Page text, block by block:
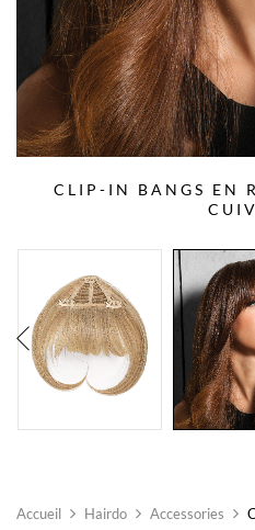
CLIP-IN BANGS EN
Accueil Hairdo Accessories